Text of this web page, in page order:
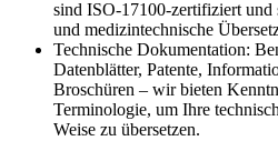
sind ISO-17100-zertifiziert und
und medizintechnische
Technische Dokumentation:
Datenblätter, Patente,
Broschüren – wir bieten
Terminologie, um Ihre
Weise zu übersetzen.